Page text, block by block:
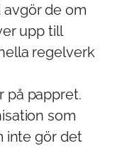
de om
upp till
regelverk
på pappret.
som
inte gör det